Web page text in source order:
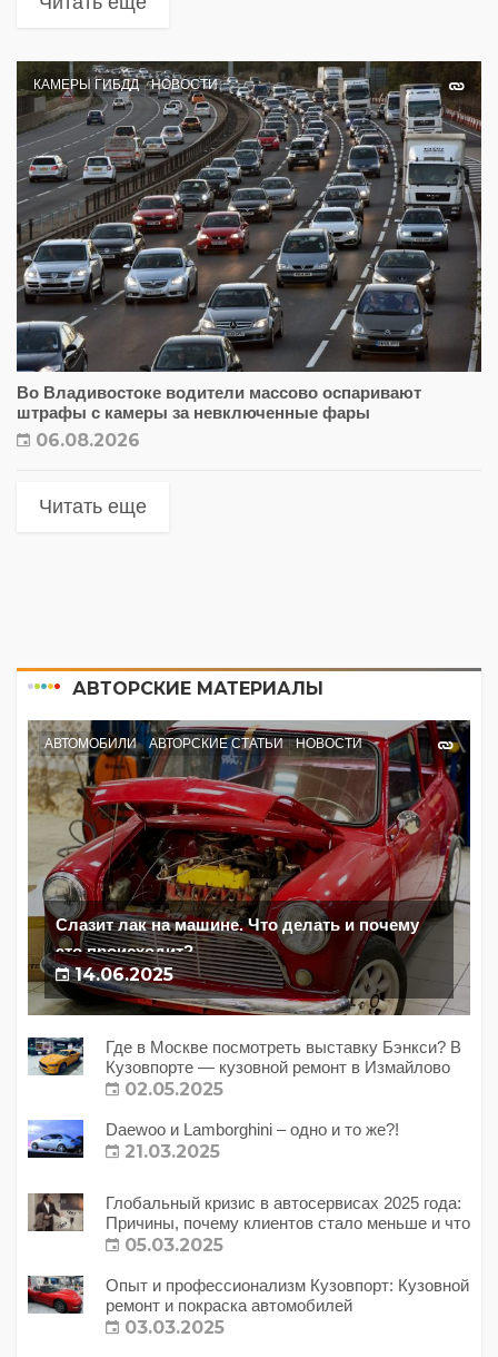
КАМЕРЫ ГИБДД НОВОСТИ
Во Владивостоке водители массово оспаривают
штрафы с камеры за невключенные фары
06.08.2026
Читать еще
АВТОРСКИЕ МАТЕРИАЛЫ
АВТОМОБИЛИ АВТОРСКИЕ СТАТЬИ НОВОСТИ
Слазит лак на машине. Что делать и почему
это происходит?
14.06.2025
Где в Москве посмотреть выставку Бэнкси? В
Кузовпорте — кузовной ремонт в Измайлово
02.05.2025
Daewoo и Lamborghini – одно и то же?!
21.03.2025
Глобальный кризис в автосервисах 2025 года:
Причины, почему клиентов стало меньше и что
с этим делать?
05.03.2025
Опыт и профессионализм Кузовпорт: Кузовной
ремонт и покраска автомобилей
03.03.2025